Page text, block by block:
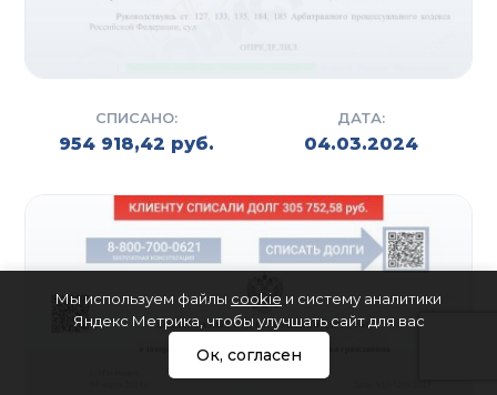
СПИСАНО:
954 918,42 руб.
ДАТА:
04.03.2024
Мы используем файлы cookie и систему аналитики
Яндекс Метрика, чтобы улучшать сайт для вас
Ок, согласен